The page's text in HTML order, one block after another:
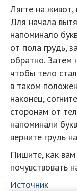
Лягте на живот,
Для начала
напоминало
от пола грудь,
обратно. Затем
чтобы тело
в таком
наконец,
сторонам от
напоминали
верните грудь
Пишите, как
почувствовать
Источник